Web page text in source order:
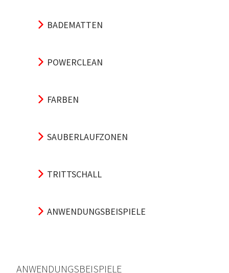
BADEMATTEN
POWERCLEAN
FARBEN
SAUBERLAUFZONEN
TRITTSCHALL
ANWENDUNGSBEISPIELE
ANWENDUNGSBEISPIELE